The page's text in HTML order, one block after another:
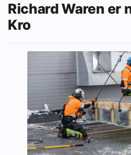
Richard Waren er
Kro